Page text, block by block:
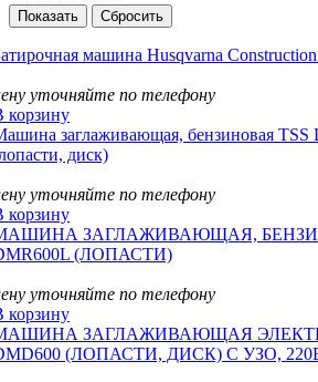
машина Husqvarna
уточняйте по телефону
корзину
заглаживающая, бензиновая TSS
диск)
уточняйте по телефону
корзину
ЗАГЛАЖИВАЮЩАЯ,
(ЛОПАСТИ)
уточняйте по телефону
корзину
ЗАГЛАЖИВАЮЩАЯ
(ЛОПАСТИ, ДИСК) С УЗО,